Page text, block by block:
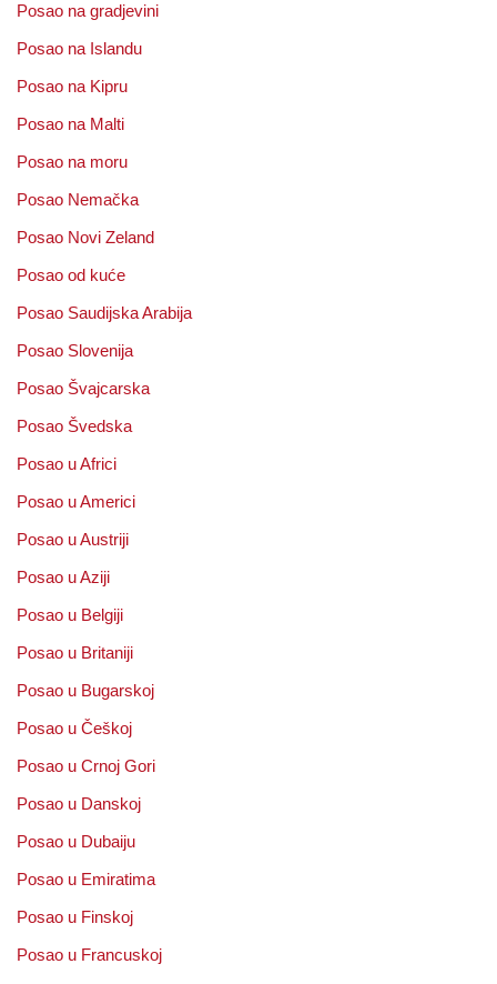
Posao na gradjevini
Posao na Islandu
Posao na Kipru
Posao na Malti
Posao na moru
Posao Nemačka
Posao Novi Zeland
Posao od kuće
Posao Saudijska Arabija
Posao Slovenija
Posao Švajcarska
Posao Švedska
Posao u Africi
Posao u Americi
Posao u Austriji
Posao u Aziji
Posao u Belgiji
Posao u Britaniji
Posao u Bugarskoj
Posao u Češkoj
Posao u Crnoj Gori
Posao u Danskoj
Posao u Dubaiju
Posao u Emiratima
Posao u Finskoj
Posao u Francuskoj